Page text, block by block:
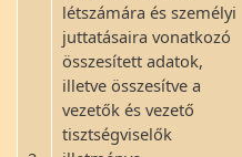
létszámára és személyi
juttatásaira vonatkozó
összesített adatok,
illetve összesítve a
vezetők és vezető
tisztségviselők